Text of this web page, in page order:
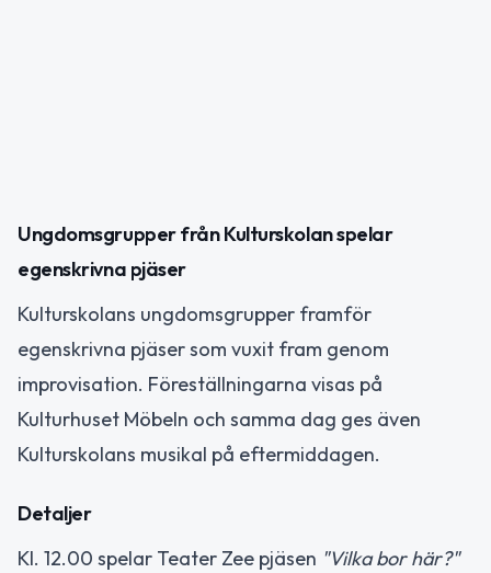
Ungdomsgrupper från Kulturskolan spelar
egenskrivna pjäser
Kulturskolans ungdomsgrupper framför
egenskrivna pjäser som vuxit fram genom
improvisation. Föreställningarna visas på
Kulturhuset Möbeln och samma dag ges även
Kulturskolans musikal på eftermiddagen.
Detaljer
Kl. 12.00 spelar Teater Zee pjäsen "Vilka bor här?"